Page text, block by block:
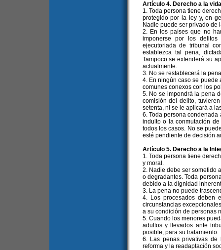
Artículo 4. Derecho a la vida
1. Toda persona tiene
protegido por la ley y, en
Nadie puede ser privado de
2. En los países que no
imponerse por los delitos
ejecutoriada de tribunal
establezca tal pena,
Tampoco se extenderá su
actualmente.
3. No se restablecerá la
4. En ningún caso se puede
comunes conexos con los
5. No se impondrá la pena
comisión del delito,
setenta, ni se le aplicará a
6. Toda persona
indulto o la conmutación
todos los casos. No se
esté pendiente de decisión
Artículo 5. Derecho a la
1. Toda persona tiene
y moral.
2. Nadie debe ser sometido
o degradantes. Toda
debido a la dignidad
3. La pena no puede
4. Los procesados deben
circunstancias
a su condición de personas
5. Cuando los menores
adultos y llevados ante
posible, para su tratamiento.
6. Las penas privativas de
reforma y la readaptación